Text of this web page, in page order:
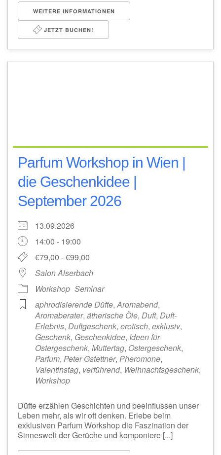
WEITERE INFORMATIONEN
JETZT BUCHEN!
Parfum Workshop in Wien |
die Geschenkidee |
September 2026
13.09.2026
14:00 - 19:00
€79,00 - €99,00
Salon Alserbach
Workshop Seminar
aphrodisierende Düfte,Aromabend,
Aromaberater, ätherische Öle, Duft, Duft-
Erlebnis, Duftgeschenk, erotisch, exklusiv,
Geschenk, Geschenkidee, Ideen für
Ostergeschenk, Muttertag, Ostergeschenk,
Parfum, Peter Gstettner, Pheromone,
Valentinstag, verführend, Weihnachtsgeschenk,
Workshop
Düfte erzählen Geschichten und beeinflussen unser
Leben mehr, als wir oft denken. Erlebe beim
exklusiven Parfum Workshop die Faszination der
Sinneswelt der Gerüche und komponiere [...]